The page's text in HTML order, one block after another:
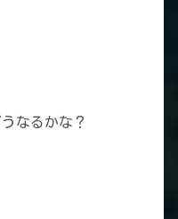
なるかな？